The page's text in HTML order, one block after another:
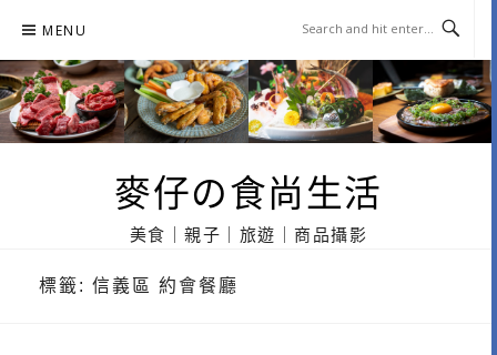
content
MENU
麥仔の食尚生活
美食｜親子｜旅遊｜商品攝影
標籤: 信義區 約會餐廳